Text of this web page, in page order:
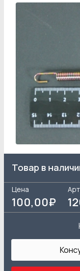
Товар в
Цена
100,00₽